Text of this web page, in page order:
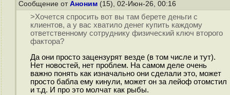
Сообщение от Аноним (15), 02-Июн-26, 00:16
>Хочется спросить вот вы там берете деньги с
клиентов, а у вас хватило денег купить каждому
ответственному сотруднику физический ключ второго
фактора?
Да они просто зацензурят везде (в том числе и тут).
Нет новостей, нет проблем. На самом деле очень
важно понять как изначально они сделали это, может
просто бабла ему кинули, может он за лейоф отомстил
и т.д. И про это молчат как рыбы.